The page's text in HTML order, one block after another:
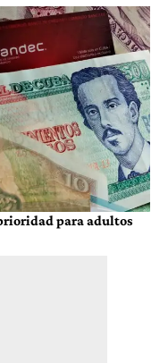
para adultos